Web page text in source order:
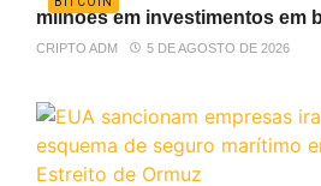
milhões em investimentos em
CRIPTO ADM 5 DE AGOSTO DE 2026